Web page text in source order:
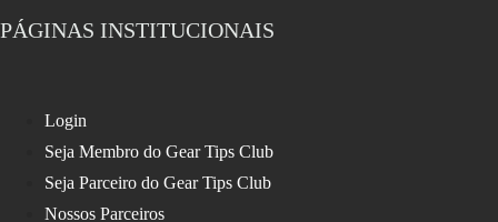
PÁGINAS INSTITUCIONAIS
Login
Seja Membro do Gear Tips Club
Seja Parceiro do Gear Tips Club
Nossos Parceiros